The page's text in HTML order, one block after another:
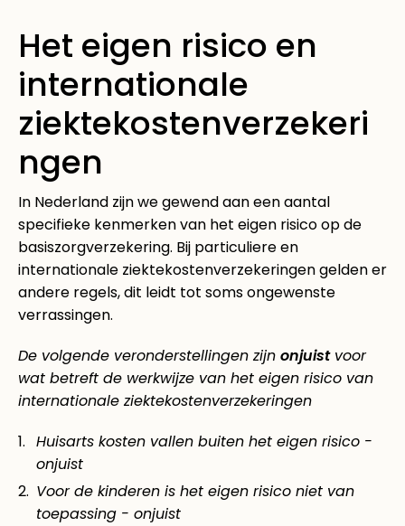
Het eigen risico en
internationale
ziektekostenverzekeri
ngen
In Nederland zijn we gewend aan een aantal
specifieke kenmerken van het eigen risico op de
basiszorgverzekering. Bij particuliere en
internationale ziektekostenverzekeringen gelden er
andere regels, dit leidt tot soms ongewenste
verrassingen.
De volgende veronderstellingen zijn onjuistvoor
wat betreft de werkwijze van het eigen risico van
internationale ziektekostenverzekeringen
Huisarts kosten vallen buiten het eigen risico -
onjuist
Voor de kinderen is het eigen risico niet van
toepassing - onjuist